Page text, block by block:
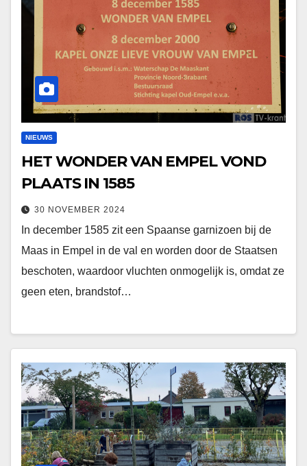
NIEUWS
HET WONDER VAN EMPEL VOND
PLAATS IN 1585
30 NOVEMBER 2024
In december 1585 zit een Spaanse garnizoen bij de
Maas in Empel in de val en worden door de Staatsen
beschoten, waardoor vluchten onmogelijk is, omdat ze
geen eten, brandstof…